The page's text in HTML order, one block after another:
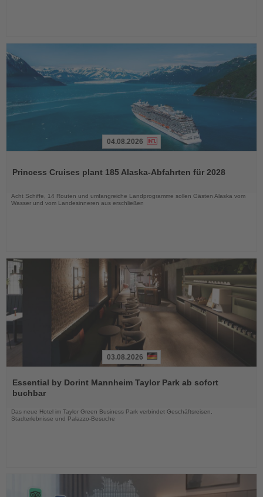
die
04.08.2026
Princess Cruises plant 185 Alaska-Abfahrten für 2028
Acht Schiffe, 14 Routen und umfangreiche Landprogramme sollen Gästen Alaska vom
Wasser und vom Landesinneren aus erschließen
Sie
die
03.08.2026
Essential by Dorint Mannheim Taylor Park ab sofort
buchbar
Das neue Hotel im Taylor Green Business Park verbindet Geschäftsreisen,
Stadterlebnisse und Palazzo-Besuche